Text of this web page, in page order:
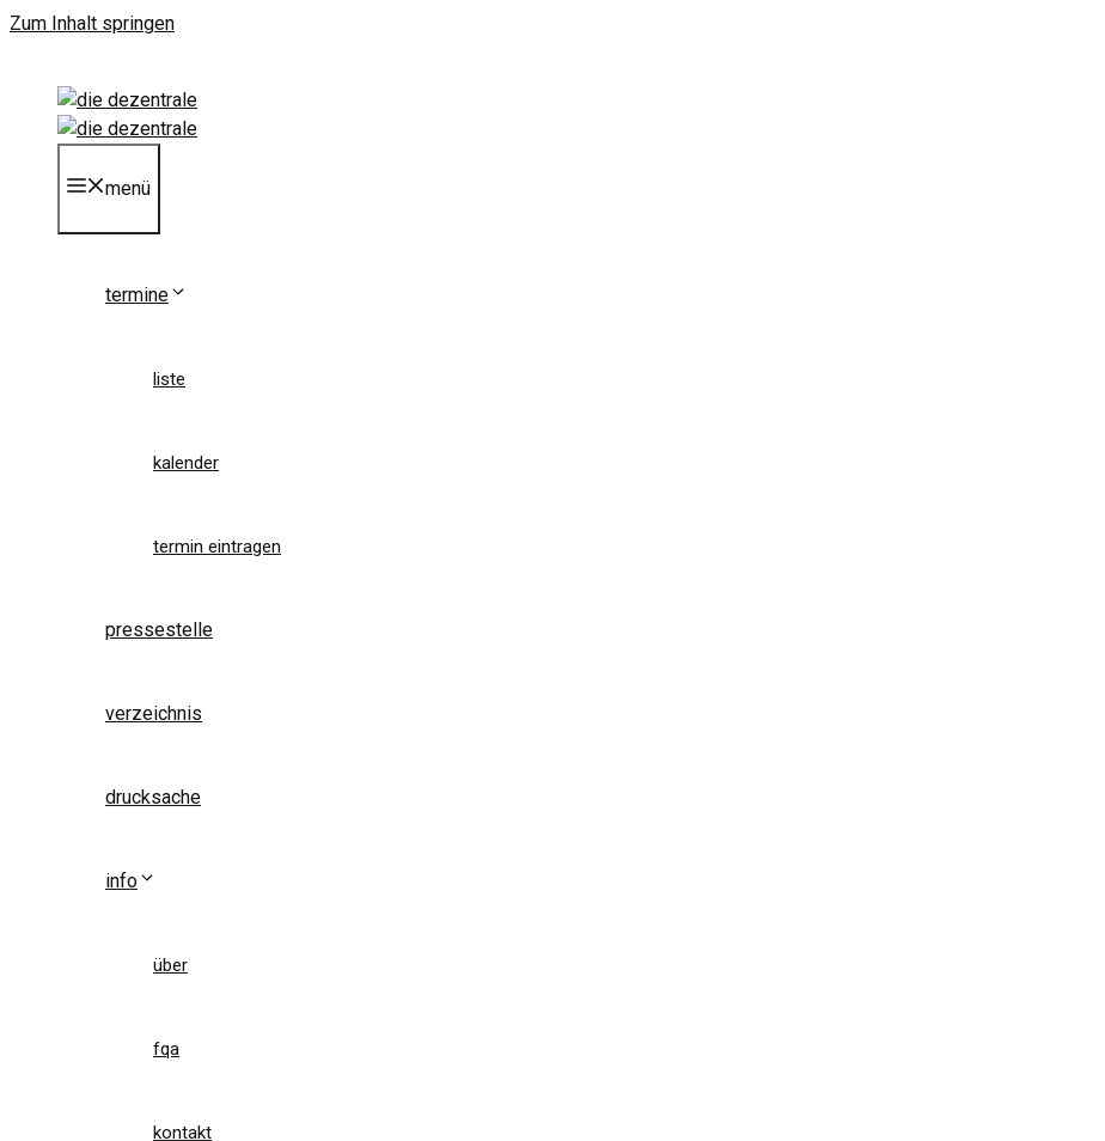
Zum Inhalt springen
menü
termine
liste
kalender
termin eintragen
pressestelle
verzeichnis
drucksache
info
über
fqa
kontakt